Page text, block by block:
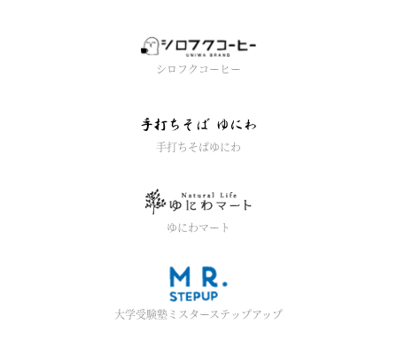
シロフクコーヒー
手打ちそばゆにわ
ゆにわマート
大学受験塾ミスターステップアップ